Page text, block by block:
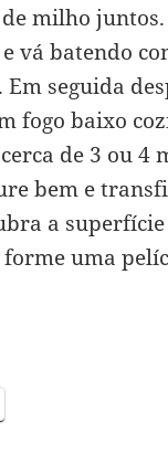
milho
vá batendo
seguida
fogo baixo
de 3 ou 4
bem e
a
uma